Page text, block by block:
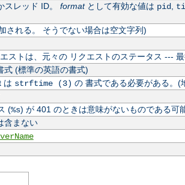
スレッド ID。 formatとして有効な値は pid,
される。 そうでない場合は空文字列)
ストは、元々の リクエストのステータス ---
式 (標準の英語の書式)
は strftime (3) の 書式である必要がある。(
(%s) が 401 のときは意味がないものである可
含まない